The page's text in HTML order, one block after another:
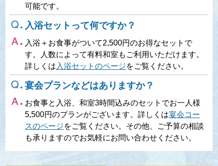
可能です。
入浴セットって何ですか？
入浴＋お食事がついて2,500円のお得なセットで
す。人数によって有料和室もご利用いただけます。
詳しくは入浴セットのページをご覧ください。
宴会プランなどはありますか？
お食事と入浴、和室3時間込みのセットでお一人様
5,500円のプランがございます。詳しくは宴会コー
スのページをご覧ください。その他、ご予算の相談
も承りますのでお気軽にお問い合わせください。